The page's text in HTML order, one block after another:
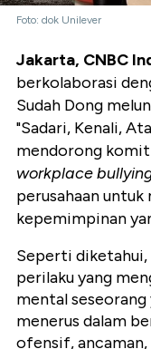
Foto: dok Unilever
Jakarta, CNBC
berkolaborasi
Sudah Dong
"Sadari, Kenali,
mendorong
workplace
perusahaan
kepemimpinan
Seperti diketahui,
perilaku yang
mental seseorang
menerus dalam
ofensif,